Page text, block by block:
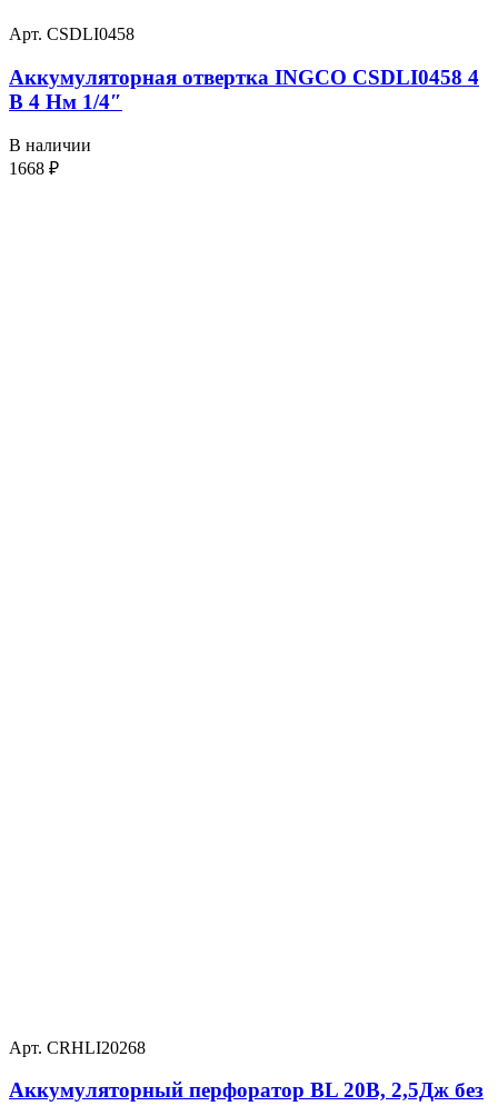
Арт. CSDLI0458
Аккумуляторная отвертка INGCO CSDLI0458 4
В 4 Нм 1/4″
В наличии
1668 ₽
Арт. CRHLI20268
Аккумуляторный перфоратор BL 20В, 2,5Дж без